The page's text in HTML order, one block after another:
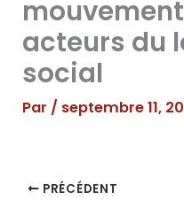
acteurs du
social
Par /septembre 11,
PRÉCÉDENT